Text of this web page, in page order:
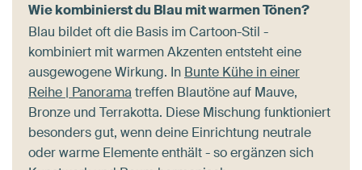
Wie kombinierst du Blau mit warmen Tönen?
Blau bildet oft die Basis im Cartoon-Stil -
kombiniert mit warmen Akzenten entsteht eine
ausgewogene Wirkung. In Bunte Kühe in einer
Reihe | Panorama treffen Blautöne auf Mauve,
Bronze und Terrakotta. Diese Mischung funktioniert
besonders gut, wenn deine Einrichtung neutrale
oder warme Elemente enthält - so ergänzen sich